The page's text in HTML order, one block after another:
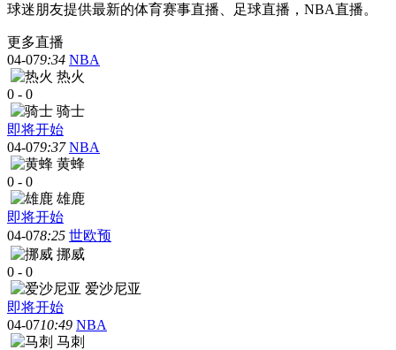
球迷朋友提供最新的体育赛事直播、足球直播，NBA直播。
更多直播
04-079:34 NBA
热火
0 - 0
骑士
即将开始
04-079:37 NBA
黄蜂
0 - 0
雄鹿
即将开始
04-078:25 世欧预
挪威
0 - 0
爱沙尼亚
即将开始
04-0710:49 NBA
马刺